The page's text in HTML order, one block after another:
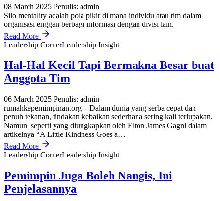
08 March 2025 Penulis: admin
Silo mentality adalah pola pikir di mana individu atau tim dalam
organisasi enggan berbagi informasi dengan divisi lain.
Read More
Leadership CornerLeadership Insight
Hal-Hal Kecil Tapi Bermakna Besar buat
Anggota Tim
06 March 2025 Penulis: admin
rumahkepemimpinan.org – Dalam dunia yang serba cepat dan
penuh tekanan, tindakan kebaikan sederhana sering kali terlupakan.
Namun, seperti yang diungkapkan oleh Elton James Gagni dalam
artikelnya “A Little Kindness Goes a…
Read More
Leadership CornerLeadership Insight
Pemimpin Juga Boleh Nangis, Ini
Penjelasannya